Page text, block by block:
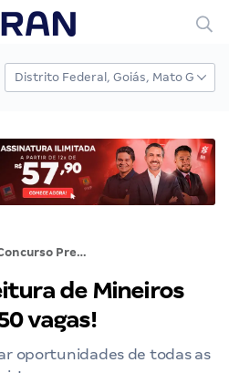
Concurso Prefeitura de Mineiros GO: mais de 1.550 vagas!
de Mineiros
vagas!
oportunidades de todas as